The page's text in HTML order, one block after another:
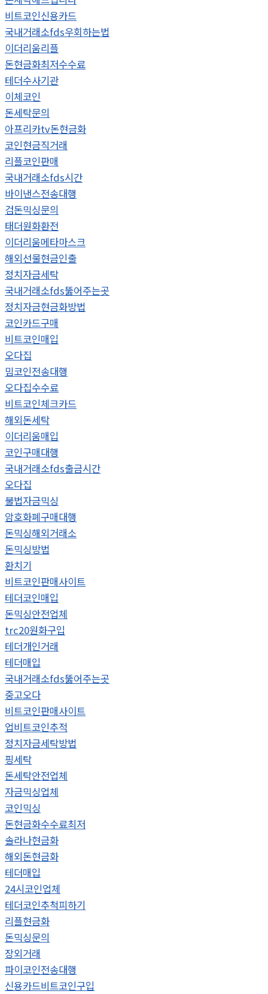
비트코인신용카드
국내거래소fds우회하는법
이더리움리플
돈현금화최저수수료
테더수사기관
이체코인
돈세탁문의
아프리카tv돈현금화
코인현금직거래
리플코인판매
국내거래소fds시간
바이낸스전송대행
검돈믹싱문의
태더원화환전
이더리움메타마스크
해외선물현금인출
정치자금세탁
국내거래소fds뚫어주는곳
정치자금현금화방법
코인카드구매
비트코인매입
오다집
밈코인전송대행
오다집수수료
비트코인체크카드
해외돈세탁
이더리움매입
코인구매대행
국내거래소fds출금시간
오다집
불법자금믹싱
암호화폐구매대행
돈믹싱해외거래소
돈믹싱방법
환치기
비트코인판매사이트
테더코인매입
돈믹싱안전업체
trc20원화구입
테더개인거래
테더매입
국내거래소fds뚫어주는곳
중고오다
비트코인판매사이트
업비트코인추적
정치자금세탁방법
핑세탁
돈세탁안전업체
자금믹싱업체
코인믹싱
돈현금화수수료최저
솔라나현금화
해외돈현금화
테더매입
24시코인업체
테더코인추척피하기
리플현금화
돈믹싱문의
장외거래
파이코인전송대행
신용카드비트코인구입